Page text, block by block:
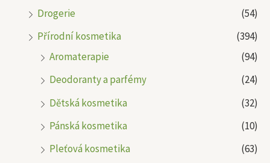
Drogerie
(54)
Přírodní kosmetika
(394)
Aromaterapie
(94)
Deodoranty a parfémy
(24)
Dětská kosmetika
(32)
Pánská kosmetika
(10)
Pleťová kosmetika
(63)